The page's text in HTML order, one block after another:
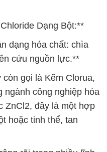
Dạng Bột:**
dạng hóa chất: chìa
cứu nguồn lực.**
gọi là Kẽm Clorua,
ngành công nghiệp hóa
ZnCl2, đây là một hợp
hoặc tinh thể, tan